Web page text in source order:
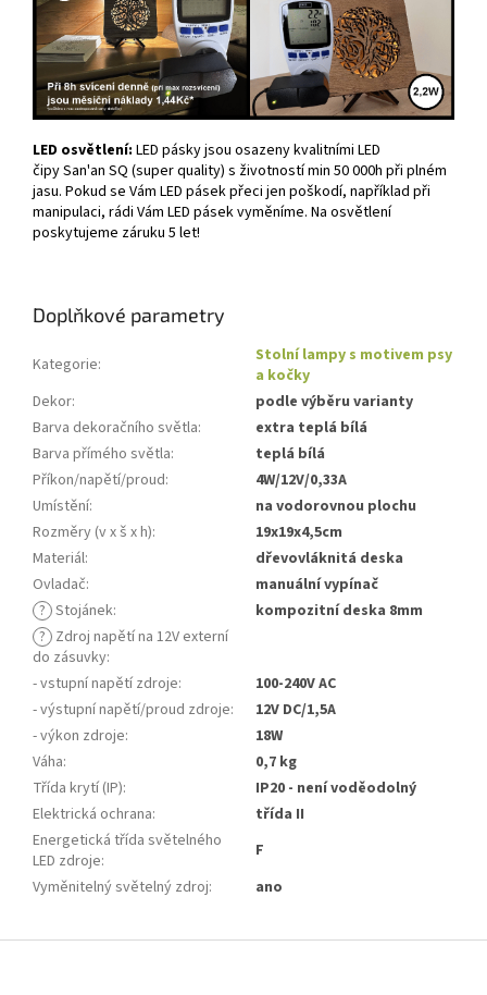
LED osvětlení: LED pásky jsou osazeny kvalitními LED
čipy San'an SQ (super quality) s životností min 50 000h při plném
jasu. Pokud se Vám LED pásek přeci jen poškodí, například při
manipulaci, rádi Vám LED pásek vyměníme. Na osvětlení
poskytujeme záruku 5 let!
Doplňkové parametry
Kategorie:
Stolní lampy s motivem psy
a kočky
Dekor:
podle výběru varianty
Barva dekoračního světla:
extra teplá bílá
Barva přímého světla:
teplá bílá
Příkon/napětí/proud:
4W/12V/0,33A
Umístění:
na vodorovnou plochu
Rozměry (v x š x h):
19x19x4,5cm
Materiál:
dřevovláknitá deska
Ovladač:
manuální vypínač
? Stojánek:
kompozitní deska 8mm
? Zdroj napětí na 12V externí
do zásuvky:
- vstupní napětí zdroje:
100-240V AC
- výstupní napětí/proud zdroje:
12V DC/1,5A
- výkon zdroje:
18W
Váha:
0,7 kg
Třída krytí (IP):
IP20 - není voděodolný
Elektrická ochrana:
třída II
Energetická třída světelného
LED zdroje:
F
Vyměnitelný světelný zdroj: ano